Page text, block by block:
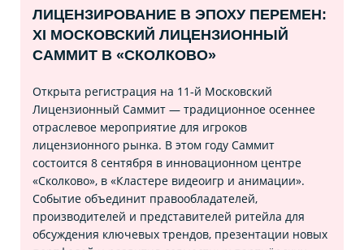
ЛИЦЕНЗИРОВАНИЕ В ЭПОХУ ПЕРЕМЕН:
XI МОСКОВСКИЙ ЛИЦЕНЗИОННЫЙ
САММИТ В «СКОЛКОВО»
Открыта регистрация на 11‑й Московский
Лицензионный Саммит — традиционное осеннее
отраслевое мероприятие для игроков
лицензионного рынка. В этом году Саммит
состоится 8 сентября в инновационном центре
«Сколково», в «Кластере видеоигр и анимации».
Событие объединит правообладателей,
производителей и представителей ритейла для
обсуждения ключевых трендов, презентации новых